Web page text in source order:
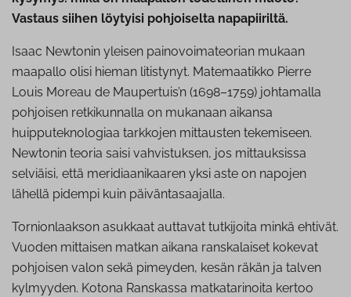
Vastaus siihen löytyisi pohjoiselta napapiiriltä.
Isaac Newtonin yleisen painovoimateorian mukaan
maapallo olisi hieman litistynyt. Matemaatikko Pierre
Louis Moreau de Maupertuis’n (1698–1759) johtamalla
pohjoisen retkikunnalla on mukanaan aikansa
huipputeknologiaa tarkkojen mittausten tekemiseen.
Newtonin teoria saisi vahvistuksen, jos mittauksissa
selviäisi, että meridiaanikaaren yksi aste on napojen
lähellä pidempi kuin päiväntasaajalla.
Tornionlaakson asukkaat auttavat tutkijoita minkä ehtivät.
Vuoden mittaisen matkan aikana ranskalaiset kokevat
pohjoisen valon sekä pimeyden, kesän räkän ja talven
kylmyyden. Kotona Ranskassa matkatarinoita kertoo